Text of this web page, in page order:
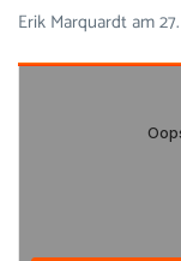
Erik Marquardtam